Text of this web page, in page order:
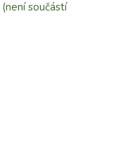
součástí